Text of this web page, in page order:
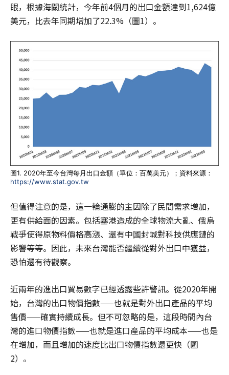
眼，根據海關統計，今年前4個月的出口金額達到1,624億
美元，比去年同期增加了22.3%（圖1）。
圖1. 2020年至今台灣每月出口金額（單位：百萬美元）；資料來源：
https://www.stat.gov.tw
但值得注意的是，這一輪通膨的主因除了民間需求增加，
更有供給面的因素。包括塞港造成的全球物流大亂、俄烏
戰爭使得原物料價格高漲、還有中國封城對科技供應鏈的
影響等等。因此，未來台灣能否繼續從對外出口中獲益，
恐怕還有待觀察。
近兩年的進出口貿易數字已經透露些許警訊。從2020年開
始，台灣的出口物價指數——也就是對外出口產品的平均
售價——確實持續成長。但不可忽略的是，這段時間內台
灣的進口物價指數——也就是進口產品的平均成本——也是
在增加，而且增加的速度比出口物價指數還更快（圖
2）。